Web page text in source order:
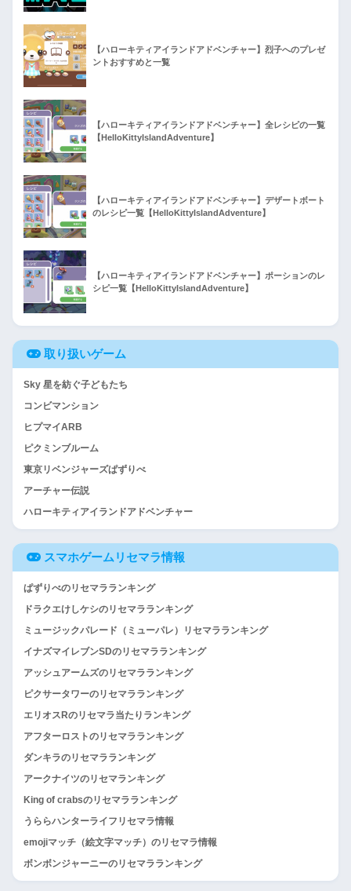
【ハローキティアイランドアドベンチャー】烈子へのプレゼ
ントおすすめと一覧
【ハローキティアイランドアドベンチャー】全レシピの一覧
【HelloKittyIslandAdventure】
【ハローキティアイランドアドベンチャー】デザートボート
のレシピ一覧【HelloKittyIslandAdventure】
【ハローキティアイランドアドベンチャー】ポーションのレ
シピ一覧【HelloKittyIslandAdventure】
取り扱いゲーム
Sky 星を紡ぐ子どもたち
コンビマンション
ヒプマイARB
ピクミンブルーム
東京リベンジャーズぱずりべ
アーチャー伝説
ハローキティアイランドアドベンチャー
スマホゲームリセマラ情報
ぱずりべのリセマラランキング
ドラクエけしケシのリセマラランキング
ミュージックパレード（ミューパレ）リセマラランキング
イナズマイレブンSDのリセマラランキング
アッシュアームズのリセマラランキング
ピクサータワーのリセマラランキング
エリオスRのリセマラ当たりランキング
アフターロストのリセマラランキング
ダンキラのリセマラランキング
アークナイツのリセマランキング
King of crabsのリセマラランキング
うららハンターライフリセマラ情報
emojiマッチ（絵文字マッチ）のリセマラ情報
ボンボンジャーニーのリセマラランキング